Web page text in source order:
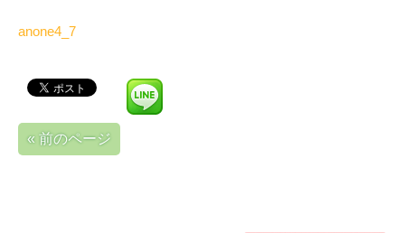
anone4_7
« 前のページ